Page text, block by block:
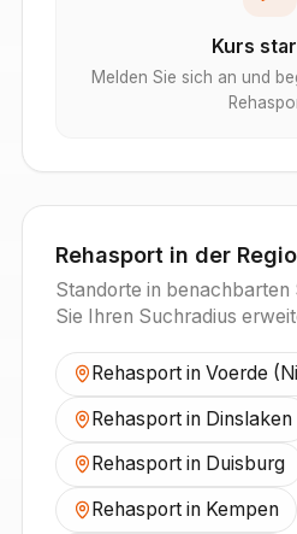
Kurs
Melden Sie sich an und
Rehasport in der
Standorte in benachbarten
Sie Ihren Suchradius
Rehasport inVoerde
Rehasport in Dinslaken
Rehasport in Duisburg
Rehasport in Kempen